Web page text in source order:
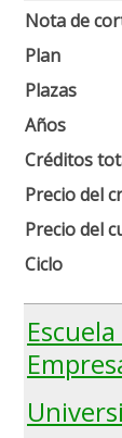
Nota de
Plan
Plazas
Años
Créditos
Precio del
Precio del
Ciclo